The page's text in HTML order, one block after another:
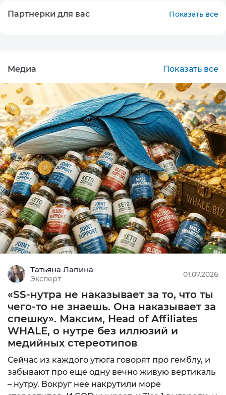
Партнерки для вас Показать все
RevShare, CP
MIN: $10
0
Подробнее
SOI, RevShar
MIN: $200
3
Подробнее
MIN: 3000 рублей,
10
Подробнее
MIN: 800 руб.
8.35
Подробнее
Медиа Показать все
Татьяна Лапина
Эксперт
01.07.2026
«SS-нутра не наказывает за то, что ты
чего-то не знаешь. Она наказывает за
спешку». Максим, Head of Affiliates
WHALE, о нутре без иллюзий и
медийных стереотипов
Сейчас из каждого утюга говорят про гемблу, и
забывают про еще одну вечно живую вертикаль
– нутру. Вокруг нее накрутили море